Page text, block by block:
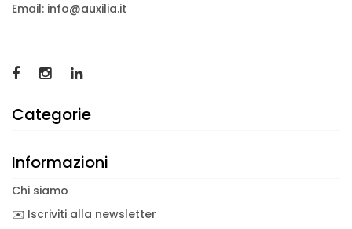
Email: info@auxilia.it
Categorie
Informazioni
Chi siamo
✉️ Iscriviti alla newsletter